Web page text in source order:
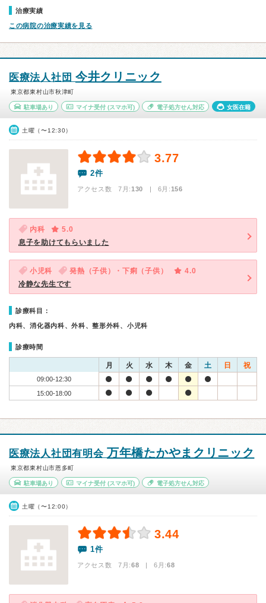
治療実績
この病院の治療実績を見る
医療法人社団 今井クリニック
東京都東村山市秋津町
駐車場あり マイナ受付(スマホ可) 電子処方せん対応 女医在籍
土曜（〜12:30）
3.77
2件
アクセス数 7月:130 | 6月:156
内科
5.0
息子を助けてもらいました
小児科 発熱（子供）・下痢（子供）
4.0
冷静な先生です
診療科目：
内科、消化器内科、外科、整形外科、小児科
診療時間
月 火 水 木 金 土 日 祝
09:00-12:30
15:00-18:00
医療法人社団有明会 万年橋たかやまクリニック
東京都東村山市恩多町
駐車場あり マイナ受付(スマホ可) 電子処方せん対応
土曜（〜12:00）
3.44
1件
アクセス数 7月:68 | 6月:68